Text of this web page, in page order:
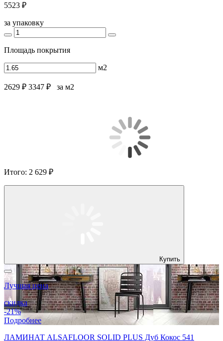
5523 ₽
за упаковку
Площадь покрытия
м2
2629 ₽ 3347 ₽ за м2
Итого: 2 629 ₽
Купить
Лучшая цена
скидка
-21%
Подробнее
ЛАМИНАТ ALSAFLOOR SOLID PLUS Дуб Кокос 541